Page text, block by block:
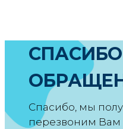
Спасибо, мы
перезвоним Вам